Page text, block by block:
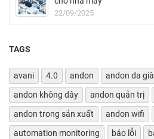
22/09/2025
TAGS
avani 4.0 andon andon da
andon không dây
andon quản trị
andon trong sản xuất
andon wifi
automation monitoring
báo lỗi